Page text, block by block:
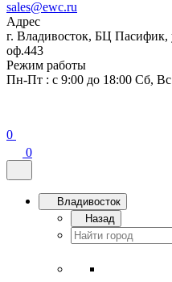
sales@ewc.ru
Адрес
г. Владивосток, БЦ Пасифик,
оф.443
Режим работы
Пн-Пт : с 9:00 до 18:00 Сб,
0
0
Владивосток
Назад